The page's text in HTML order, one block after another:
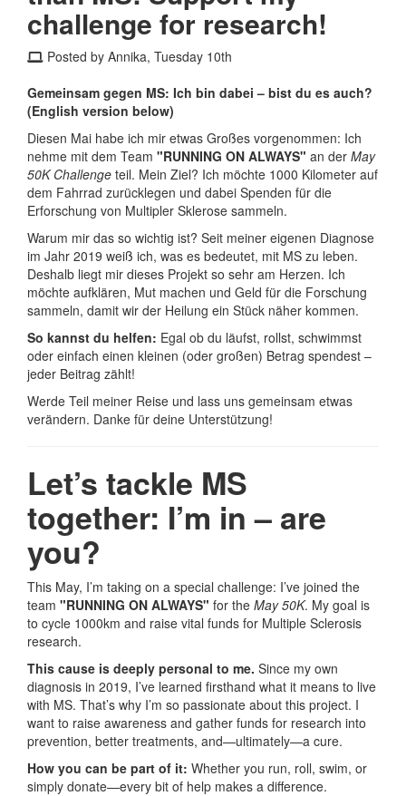
challenge for research!
Posted by Annika, Tuesday 10th
Gemeinsam gegen MS: Ich bin dabei – bist du es auch?
(English version below)
Diesen Mai habe ich mir etwas Großes vorgenommen: Ich
nehme mit dem Team "RUNNING ON ALWAYS" an der May
50K Challenge teil. Mein Ziel? Ich möchte 1000 Kilometer auf
dem Fahrrad zurücklegen und dabei Spenden für die
Erforschung von Multipler Sklerose sammeln.
Warum mir das so wichtig ist? Seit meiner eigenen Diagnose
im Jahr 2019 weiß ich, was es bedeutet, mit MS zu leben.
Deshalb liegt mir dieses Projekt so sehr am Herzen. Ich
möchte aufklären, Mut machen und Geld für die Forschung
sammeln, damit wir der Heilung ein Stück näher kommen.
So kannst du helfen: Egal ob du läufst, rollst, schwimmst
oder einfach einen kleinen (oder großen) Betrag spendest –
jeder Beitrag zählt!
Werde Teil meiner Reise und lass uns gemeinsam etwas
verändern. Danke für deine Unterstützung!
Let’s tackle MS
together: I’m in – are
you?
This May, I’m taking on a special challenge: I’ve joined the
team "RUNNING ON ALWAYS" for the May 50K. My goal is
to cycle 1000km and raise vital funds for Multiple Sclerosis
research.
This cause is deeply personal to me. Since my own
diagnosis in 2019, I’ve learned firsthand what it means to live
with MS. That’s why I’m so passionate about this project. I
want to raise awareness and gather funds for research into
prevention, better treatments, and—ultimately—a cure.
How you can be part of it: Whether you run, roll, swim, or
simply donate—every bit of help makes a difference.